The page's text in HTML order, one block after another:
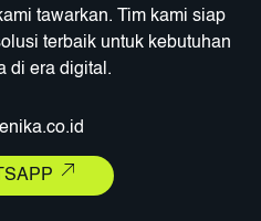
tawarkan. Tim kami siap
terbaik untuk kebutuhan
di era digital.